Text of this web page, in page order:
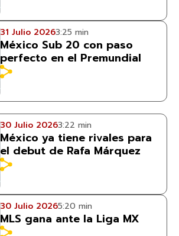
31 Julio 20263:25 min
México Sub 20 con paso
perfecto en el Premundial
30 Julio 20263:22 min
México ya tiene rivales para
el debut de Rafa Márquez
30 Julio 20265:20 min
MLS gana ante la Liga MX